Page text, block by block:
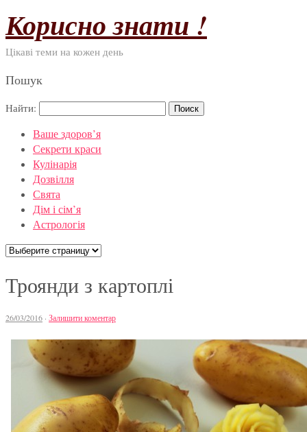
Корисно знати !
Цікаві теми на кожен день
Пошук
Найти:
Ваше здоров’я
Секрети краси
Кулінарія
Дозвілля
Свята
Дім і сім’я
Астрологія
Троянди з картоплі
26/03/2016 · Залишити коментар